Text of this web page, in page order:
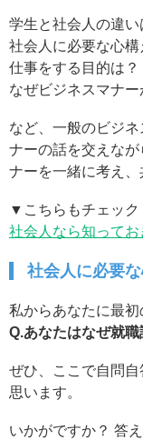
学生と社会人の違い
社会人に必要な心構
仕事をする目的は？
なぜビジネスマナー
など、一般のビジ
ナーの話を交えな
ナーを一緒に考え、
▼こちらもチェック
社会人なら知って
社会人に必要
私からあなたに最初
Q.あなたはなぜ就
ぜひ、ここで自問
思います。
いかがですか？ 答